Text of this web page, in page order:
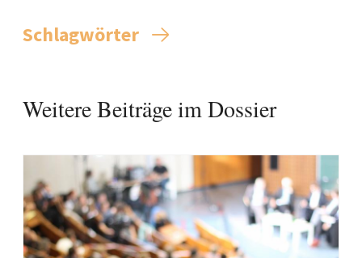
Schlagwörter
Weitere Beiträge im Dossier